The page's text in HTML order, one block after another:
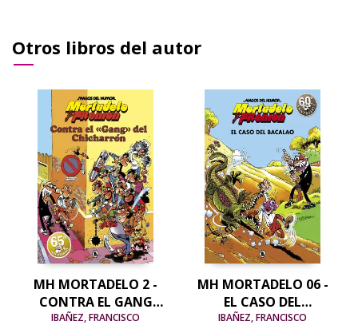
Otros libros del autor
MH MORTADELO 2 -
CONTRA EL GANG
DEL CHICHARRON
IBAÑEZ, FRANCISCO
MH MORTADELO 06 -
EL CASO DEL
BACALAO
IBAÑEZ, FRANCISCO